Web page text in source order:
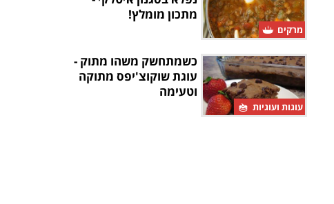
מרקים
מתכון מומלץ!
עוגות ועוגיות
כשמתחשק משהו מתוק -
עוגת שוקוצ'יפס מתוקה
וטעימה